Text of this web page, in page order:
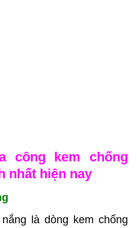
công kem chống
nhất hiện nay
là dòng kem chống